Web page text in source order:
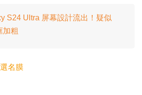
S24 Ultra 屏幕設計流出！疑似
加粗
名膜